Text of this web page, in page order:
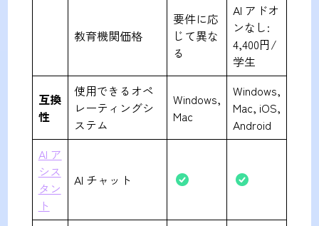
教育機関価格
要件に応
じて異な
る
AI アドオ
ンなし:
4,400円/
学生
互換
性
使用できるオペ
レーティングシ
ステム
Windows,
Mac
Windows,
Mac, iOS,
Android
AI ア
シス
タン
ト
AI チャット